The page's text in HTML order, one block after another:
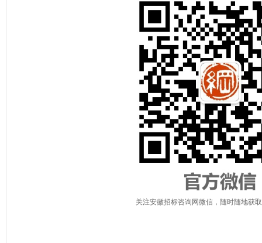
关注安徽招标咨询网微信，随时随地获